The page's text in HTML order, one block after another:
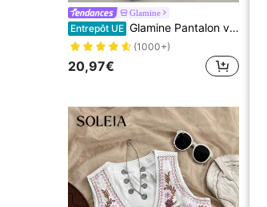
Glamine
Entrepôt UE Glamine Pantalon vintage taille basse et jambes évasées, effet drapé amincissant, pantalon décontracté en coton pur de couleur café, convient pour les vacances, les tenues décontracté, l'été
(1000+)
20,97€